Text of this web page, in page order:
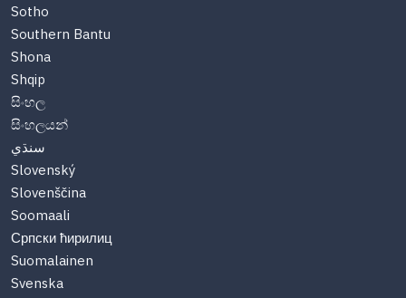
Sotho
Southern Bantu
Shona
Shqip
සිංහල
සිංහලයන්
سنڌي
Slovenský
Slovenščina
Soomaali
Српски ћирилиц
Suomalainen
Svenska